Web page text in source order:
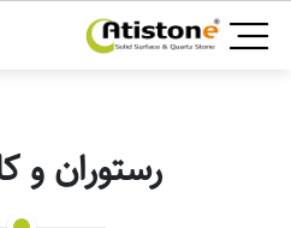
رستوران و